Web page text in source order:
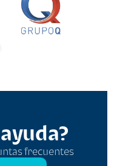
frecuentes